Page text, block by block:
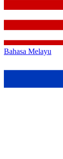
Bahasa Melayu